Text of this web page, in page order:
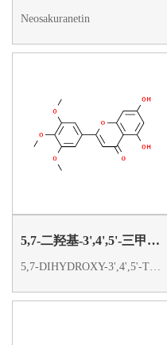
Neosakuranetin
5,7-二羟基-3',4',5'-三甲氧基黄酮
5,7-DIHYDROXY-3',4',5'-TRIMETHOXYFLAVONE